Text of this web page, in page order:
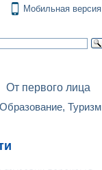
Мобильная версия
От первого лица
Образование, Туризм